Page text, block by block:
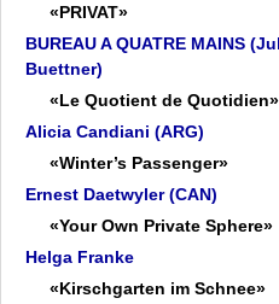
«PRIVAT»
BUREAU A QUATRE MAINS
Buettner)
«Le Quotient de Quotidien»
Alicia Candiani (ARG)
«Winter’s Passenger»
Ernest Daetwyler (CAN)
«Your Own Private Sphere»
Helga Franke
«Kirschgarten im Schnee»